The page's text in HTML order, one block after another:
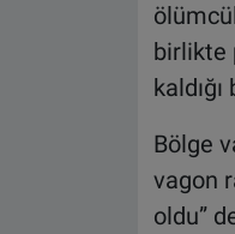
birlikte
Bölge
vagon
oldu”